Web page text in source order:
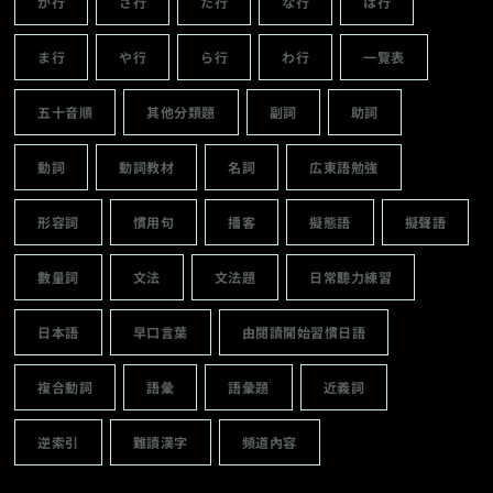
ま行 や行 ら行 わ行 一覽表
五十音順 其他分類題 副詞 助詞
動詞 動詞教材 名詞 広東語勉強
形容詞 慣用句 播客 擬態語 擬聲語
數量詞 文法 文法題 日常聽力練習
日本語 早口言葉 由閱讀開始習慣日語
複合動詞 語彙 語彙題 近義詞
逆索引 難讀漢字 頻道內容